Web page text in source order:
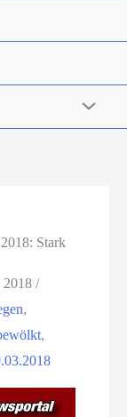
Stark
2018/
,
,